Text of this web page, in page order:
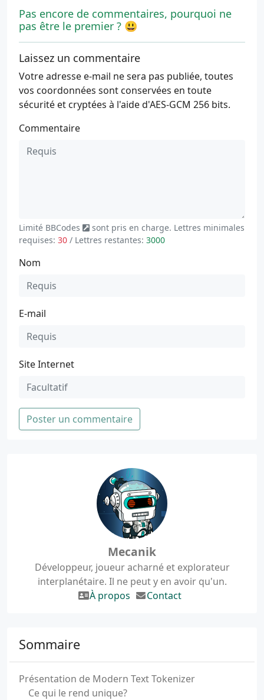
Pas encore de commentaires, pourquoi ne
pas être le premier ? 😃
Laissez un commentaire
Votre adresse e-mail ne sera pas publiée, toutes
vos coordonnées sont conservées en toute
sécurité et cryptées à l'aide d'AES-GCM 256 bits.
Commentaire
Limité BBCodes
sont pris en charge. Lettres minimales
requises: 30 / Lettres restantes: 3000
Nom
E-mail
Site Internet
Poster un commentaire
Mecanik
Développeur, joueur acharné et explorateur
interplanétaire. Il ne peut y en avoir qu'un.
À propos
Contact
Sommaire
Présentation de Modern Text Tokenizer
Ce qui le rend unique?